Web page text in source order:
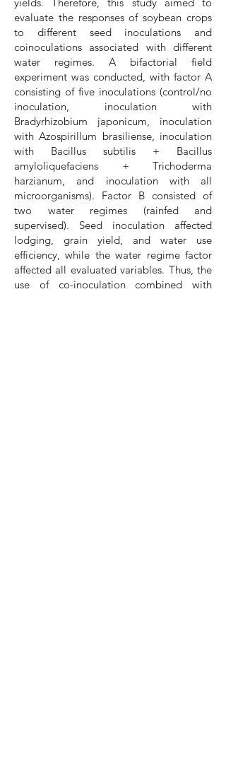
evaluate the responses of soybean crops
to different seed inoculations and
coinoculations associated with different
water regimes. A bifactorial field
experiment was conducted, with factor A
consisting of five inoculations (control/no
inoculation, inoculation with
Bradyrhizobium japonicum, inoculation
with Azospirillum brasiliense, inoculation
with Bacillus subtilis + Bacillus
amyloliquefaciens + Trichoderma
harzianum, and inoculation with all
microorganisms). Factor B consisted of
two water regimes (rainfed and
supervised). Seed inoculation affected
lodging, grain yield, and water use
efficiency, while the water regime factor
affected all evaluated variables. Thus, the
use of co-inoculation combined with